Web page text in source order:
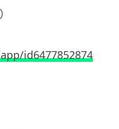
id6477852874